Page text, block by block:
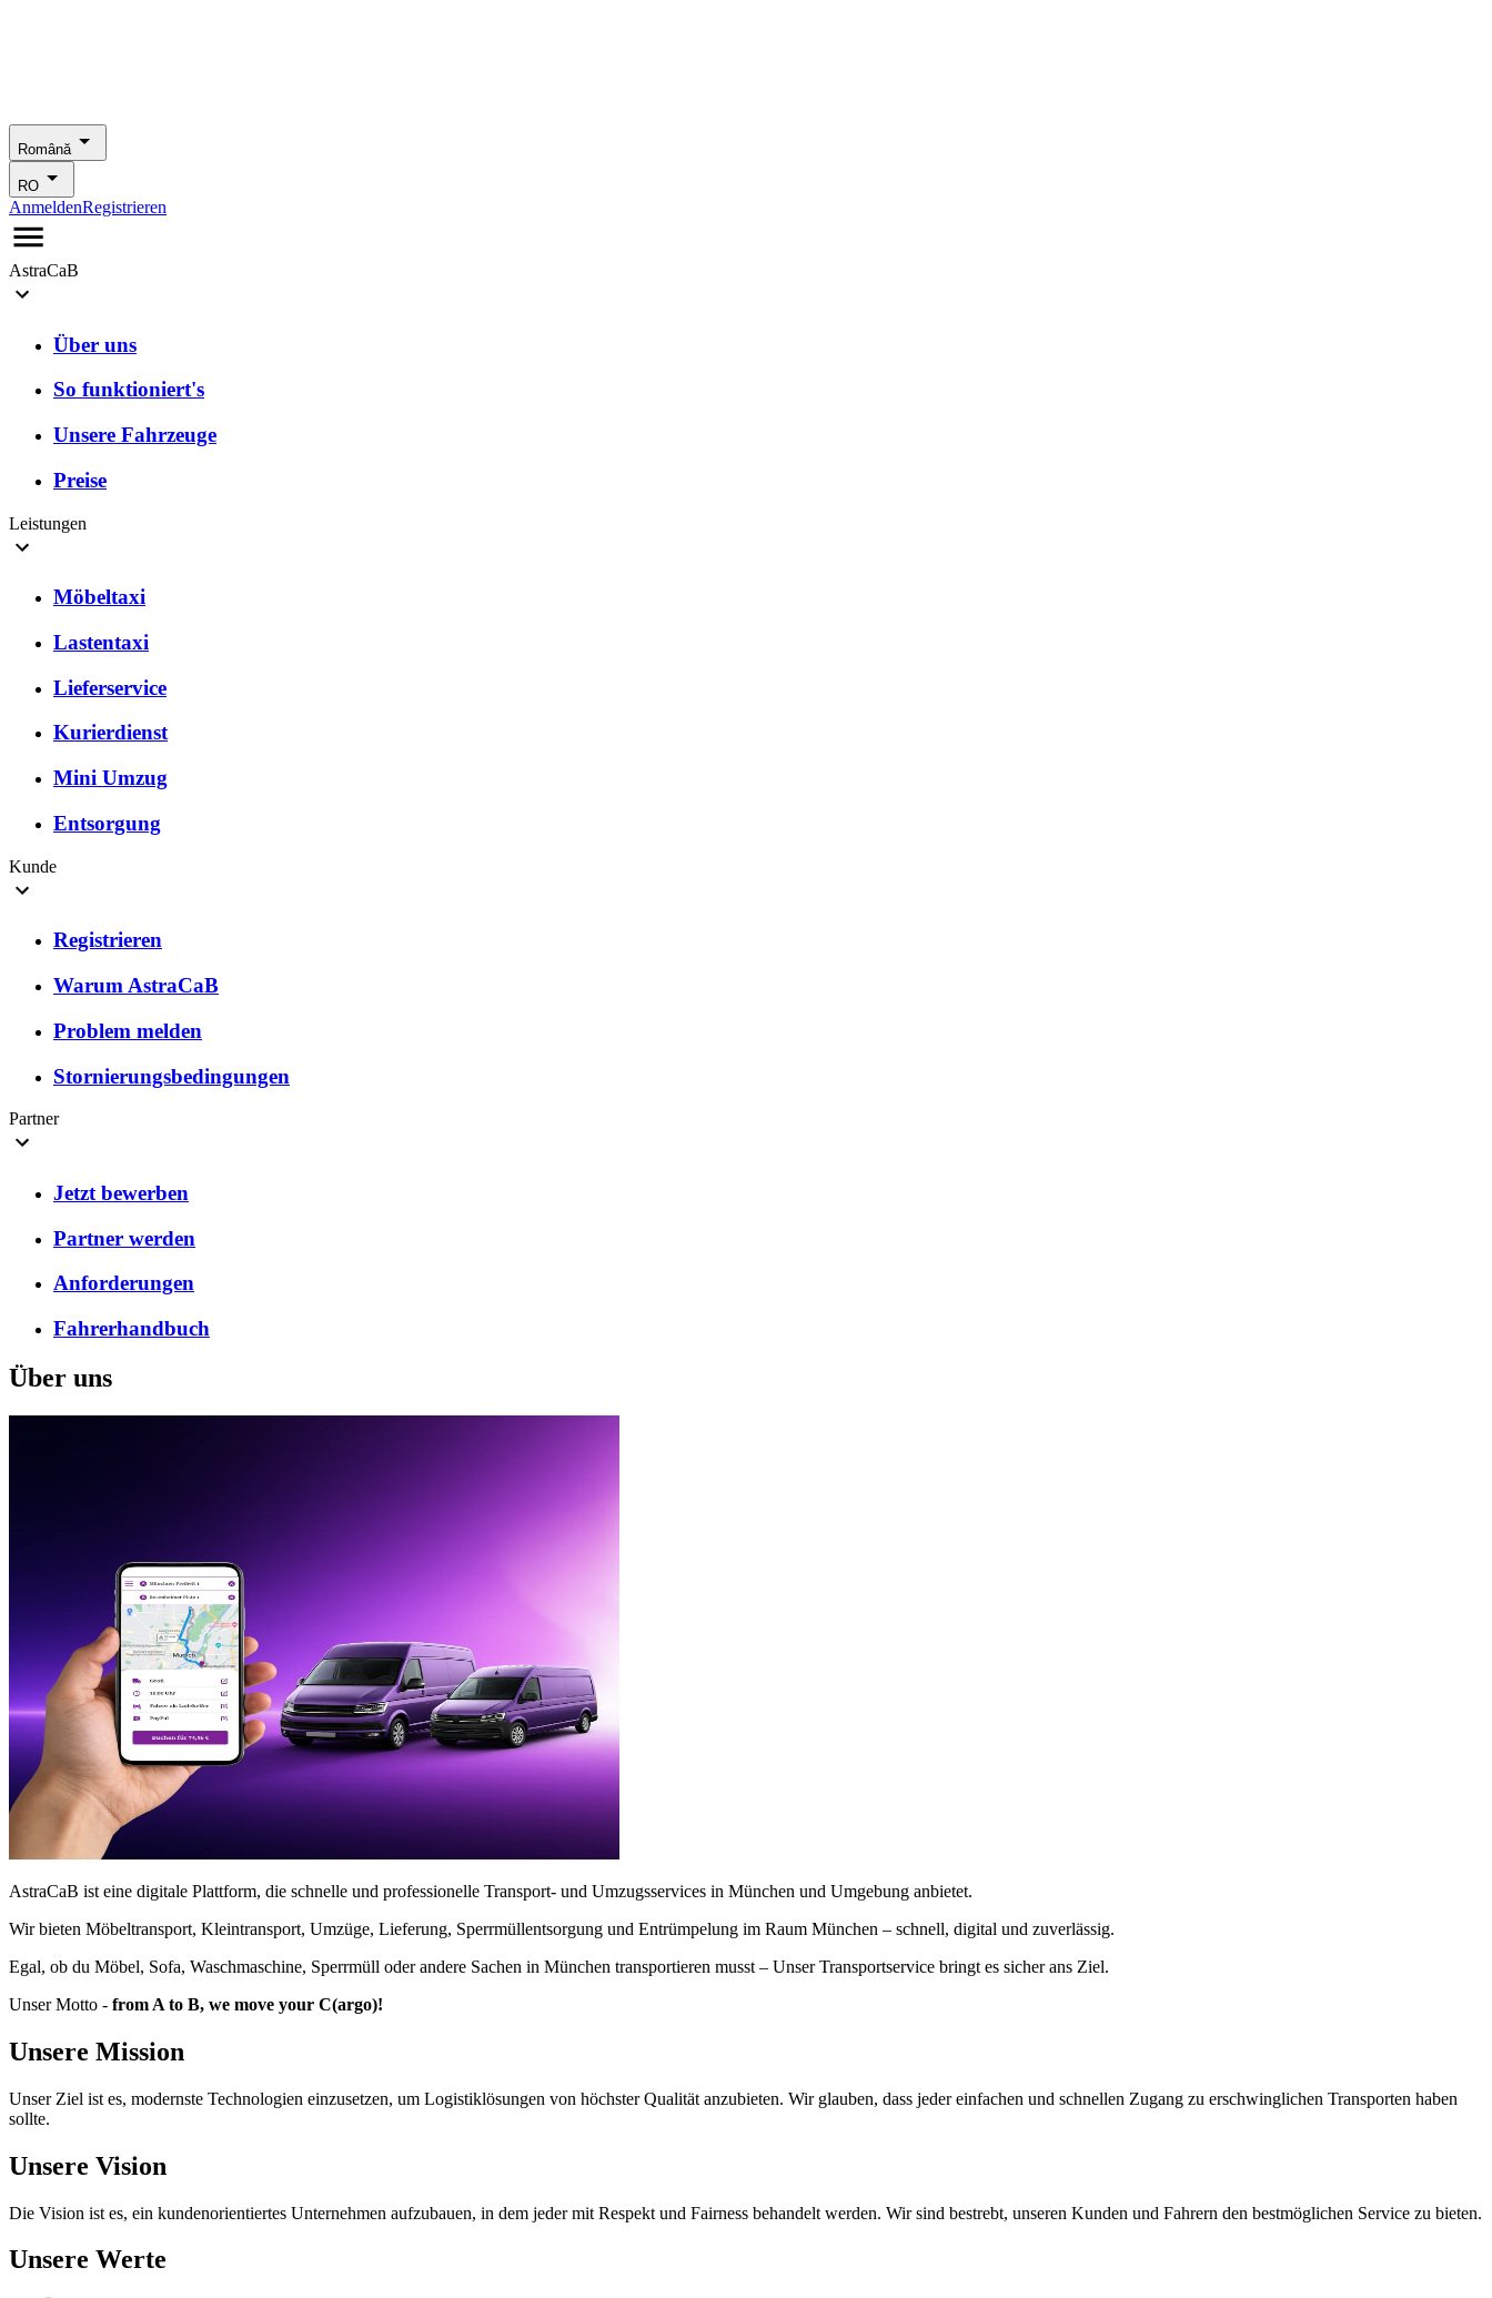
Română
RO
AnmeldenRegistrieren
AstraCaB
Über uns
So funktioniert's
Unsere Fahrzeuge
Preise
Leistungen
Möbeltaxi
Lastentaxi
Lieferservice
Kurierdienst
Mini Umzug
Entsorgung
Kunde
Registrieren
Warum AstraCaB
Problem melden
Stornierungsbedingungen
Partner
Jetzt bewerben
Partner werden
Anforderungen
Fahrerhandbuch
Über uns
AstraCaB ist eine digitale Plattform, die schnelle und professionelle Transport- und Umzugsservices in München und Umgebung anbietet.
Wir bieten Möbeltransport, Kleintransport, Umzüge, Lieferung, Sperrmüllentsorgung und Entrümpelung im Raum München – schnell, digital und zuverlässig.
Egal, ob du Möbel, Sofa, Waschmaschine, Sperrmüll oder andere Sachen in München transportieren musst – Unser Transportservice bringt es sicher ans Ziel.
Unser Motto - from A to B, we move your C(argo)!
Unsere Mission
Unser Ziel ist es, modernste Technologien einzusetzen, um Logistiklösungen von höchster Qualität anzubieten. Wir glauben, dass jeder einfachen und schnellen Zugang zu erschwinglichen Transporten haben
sollte.
Unsere Vision
Die Vision ist es, ein kundenorientiertes Unternehmen aufzubauen, in dem jeder mit Respekt und Fairness behandelt werden. Wir sind bestrebt, unseren Kunden und Fahrern den bestmöglichen Service zu bieten.
Unsere Werte